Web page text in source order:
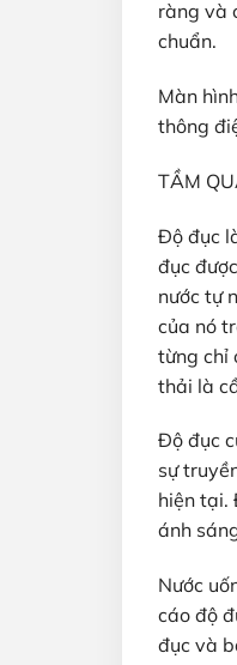
ràng và
chuẩn.
Màn
thông
TẦM
Độ đục
đục
nước tự
của nó
từng chỉ
thải là
Độ đục
sự
hiện tại.
ánh
Nước
cáo độ
đục và